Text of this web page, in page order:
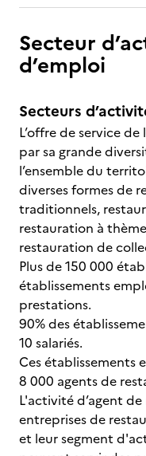
Secteur
d’emploi
Secteurs
L’offre de service
par sa grande
l’ensemble du
diverses formes de
traditionnels,
restauration à
restauration de
Plus de 150 000
établissements
prestations.
90% des
10 salariés.
Ces établissements
8 000 agents de
L'activité d’agent
entreprises de
et leur segment